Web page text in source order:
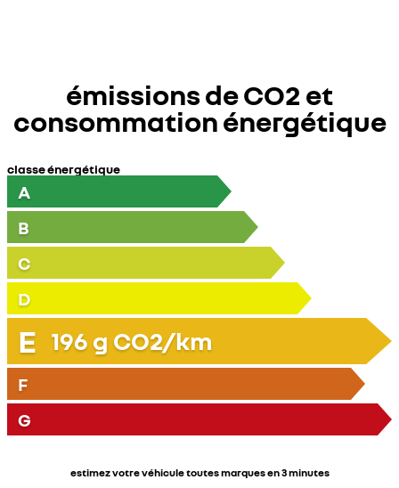
émissions de CO2 et
consommation énergétique
classe énergétique
A
B
C
D
E 196 g CO2/km
F
G
estimez votre véhicule toutes marques en 3 minutes